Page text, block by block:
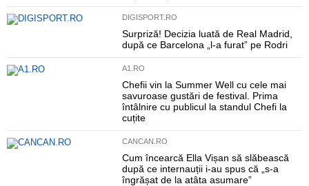
DIGISPORT.RO
Surpriză! Decizia luată de Real Madrid,
după ce Barcelona „l-a furat” pe Rodri
A1.RO
Chefii vin la Summer Well cu cele mai
savuroase gustări de festival. Prima
întâlnire cu publicul la standul Chefi la
cuțite
CANCAN.RO
Cum încearcă Ella Vișan să slăbească
după ce internauții i-au spus că „s-a
îngrășat de la atâta asumare”